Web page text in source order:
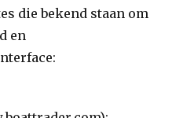
die bekend staan om
en